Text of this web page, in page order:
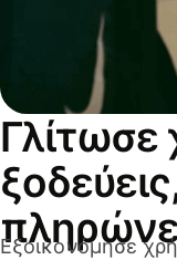
Γλίτωσε
Εξοικονόμησε